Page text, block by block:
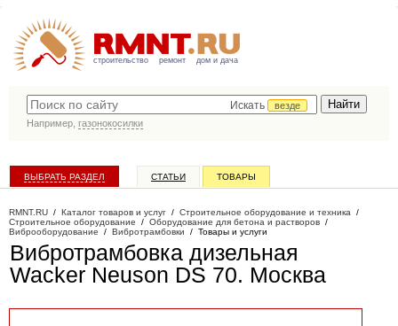
строительство ремонт дом и дача
Искать
везде
Например, газонокосилки
ВЫБРАТЬ РАЗДЕЛ СТАТЬИ ТОВАРЫ
RMNT.RU / Каталог товаров и услуг / Строительное оборудование и техника /
Строительное оборудование / Оборудование для бетона и растворов /
Виброоборудование / Вибротрамбовки / Товары и услуги
Вибротрамбовка дизельная
Wacker Neuson DS 70. Москва